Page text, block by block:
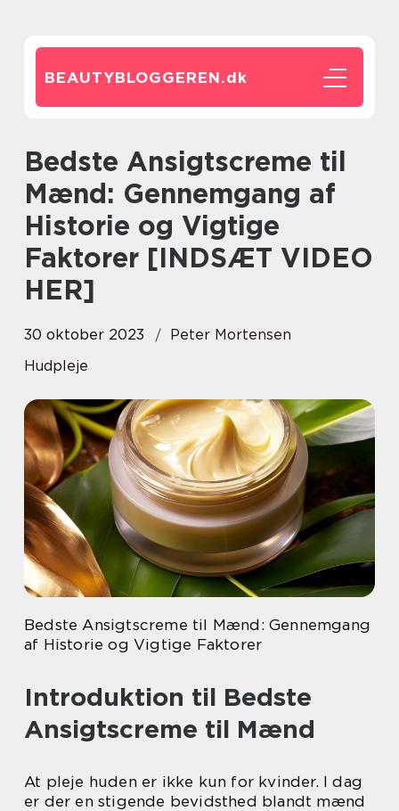
BEAUTYBLOGGEREN.dk
Bedste Ansigtscreme til
Mænd: Gennemgang af
Historie og Vigtige
Faktorer [INDSÆT VIDEO
HER]
30 oktober 2023
Peter Mortensen
Hudpleje
Bedste Ansigtscreme til Mænd: Gennemgang
af Historie og Vigtige Faktorer
Introduktion til Bedste
Ansigtscreme til Mænd
At pleje huden er ikke kun for kvinder. I dag
er der en stigende bevidsthed blandt mænd